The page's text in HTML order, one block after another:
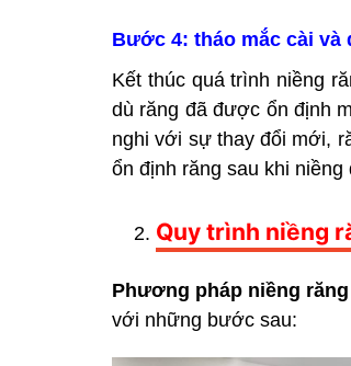
Bước 4: tháo mắc cài và
Kết thúc quá trình niềng
dù răng đã được ổn định
nghi với sự thay đổi mới,
ổn định răng sau khi
Quy trình niềng
Phương pháp niềng
với những bước sau: